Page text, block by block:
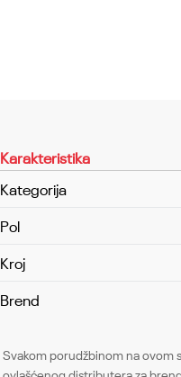
Karakteristika
Kategorija
Pol
Kroj
Brend
Svakom porudžbinom na ovom